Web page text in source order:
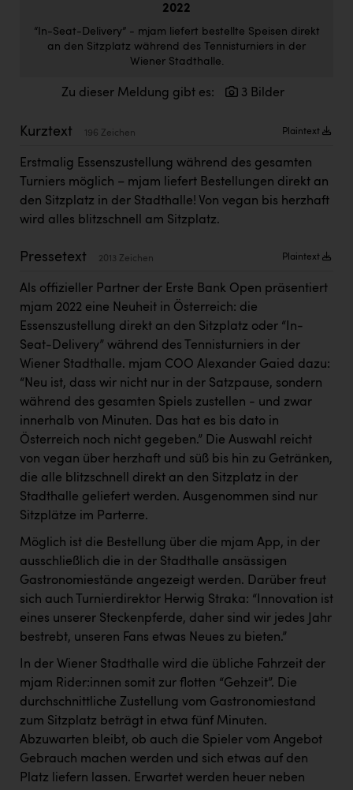
ERLUS AG
Fristads Austria
HIG Infomotion Group
IFE Austria GmbH
Immotech
Jesolo
Jane Goodall Institute Austria
Kärcher
Karin Liedl
KEBA
KIWI Kinderwunsch Institut Dr. Loimer
KLIPP Frisör
Kleider Bauer
Kremsmüller Anlagenbau GmbH
Maximarkt
Oldtimer Raststationen und Motorhotels
Österreichischer Kachelofenverband
Orlen
Passage Linz
PÜSPÖK
REMAX
2022
“In-Seat-Delivery” - mjam liefert bestellte Speisen direkt
an den Sitzplatz während des Tennisturniers in der
Wiener Stadthalle.
Zu dieser Meldung gibt es: 3 Bilder
Kurztext 196 Zeichen Plaintext
Erstmalig Essenszustellung während des gesamten
Turniers möglich – mjam liefert Bestellungen direkt an
den Sitzplatz in der Stadthalle! Von vegan bis herzhaft
wird alles blitzschnell am Sitzplatz.
Pressetext 2013 Zeichen Plaintext
Als offizieller Partner der Erste Bank Open präsentiert
mjam 2022 eine Neuheit in Österreich: die
Essenszustellung direkt an den Sitzplatz oder “In-
Seat-Delivery” während des Tennisturniers in der
Wiener Stadthalle. mjam COO Alexander Gaied dazu:
“Neu ist, dass wir nicht nur in der Satzpause, sondern
während des gesamten Spiels zustellen - und zwar
innerhalb von Minuten. Das hat es bis dato in
Österreich noch nicht gegeben.” Die Auswahl reicht
von vegan über herzhaft und süß bis hin zu Getränken,
die alle blitzschnell direkt an den Sitzplatz in der
Stadthalle geliefert werden. Ausgenommen sind nur
Sitzplätze im Parterre.
Möglich ist die Bestellung über die mjam App, in der
ausschließlich die in der Stadthalle ansässigen
Gastronomiestände angezeigt werden. Darüber freut
sich auch Turnierdirektor Herwig Straka: “Innovation ist
eines unserer Steckenpferde, daher sind wir jedes Jahr
bestrebt, unseren Fans etwas Neues zu bieten.”
In der Wiener Stadthalle wird die übliche Fahrzeit der
mjam Rider:innen somit zur flotten “Gehzeit”. Die
durchschnittliche Zustellung vom Gastronomiestand
zum Sitzplatz beträgt in etwa fünf Minuten.
Abzuwarten bleibt, ob auch die Spieler vom Angebot
Gebrauch machen werden und sich etwas auf den
Platz liefern lassen. Erwartet werden heuer neben